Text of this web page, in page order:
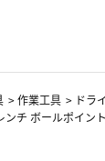
>作業工具 > ドラ
チ ボールポイン